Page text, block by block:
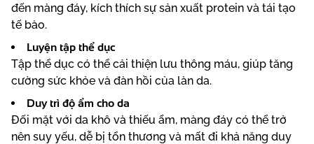
đến màng đáy, kích thích sự sản xuất protein và tái tạo
tế bào.
Luyện tập thể dục
Tập thể dục có thể cải thiện lưu thông máu, giúp tăng
cường sức khỏe và đàn hồi của làn da.
Duy trì độ ẩm cho da
Đối mặt với da khô và thiếu ẩm, màng đáy có thể trở
nên suy yếu, dễ bị tổn thương và mất đi khả năng duy